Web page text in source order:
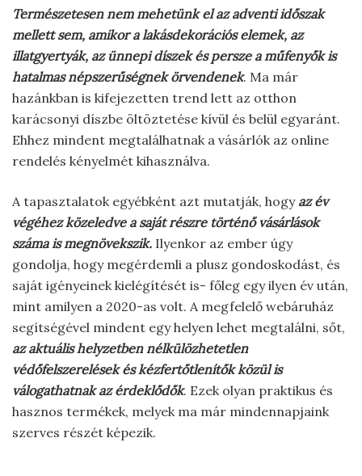
Természetesen nem mehetünk el az adventi időszak
mellett sem, amikor a lakásdekorációs elemek, az
illatgyertyák, az ünnepi díszek és persze a műfenyők is
hatalmas népszerűségnek örvendenek. Ma már
hazánkban is kifejezetten trend lett az otthon
karácsonyi díszbe öltöztetése kívül és belül egyaránt.
Ehhez mindent megtalálhatnak a vásárlók az online
rendelés kényelmét kihasználva.
A tapasztalatok egyébként azt mutatják, hogy az év
végéhez közeledve a saját részre történő vásárlások
száma is megnövekszik. Ilyenkor az ember úgy
gondolja, hogy megérdemli a plusz gondoskodást, és
saját igényeinek kielégítését is- főleg egy ilyen év után,
mint amilyen a 2020-as volt. A megfelelő webáruház
segítségével mindent egy helyen lehet megtalálni, sőt,
az aktuális helyzetben nélkülözhetetlen
védőfelszerelések és kézfertőtlenítők közül is
válogathatnak az érdeklődők. Ezek olyan praktikus és
hasznos termékek, melyek ma már mindennapjaink
szerves részét képezik.